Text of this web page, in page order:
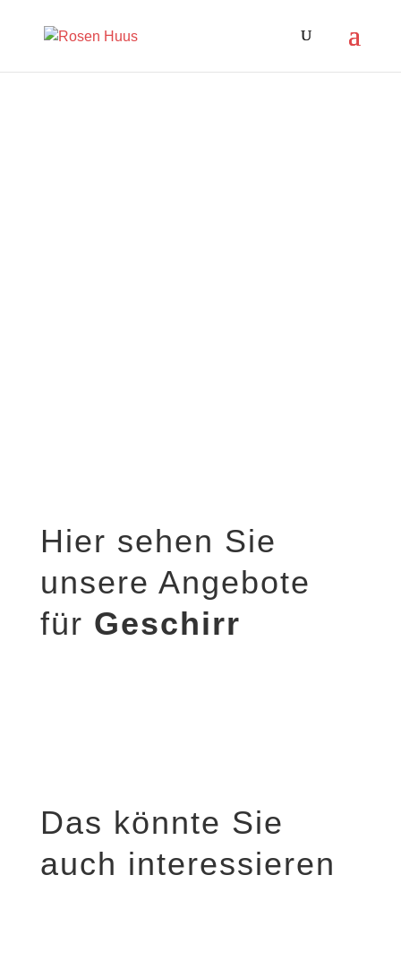
Hier sehen Sie
unsere Angebote
für Geschirr
Das könnte Sie
auch interessieren